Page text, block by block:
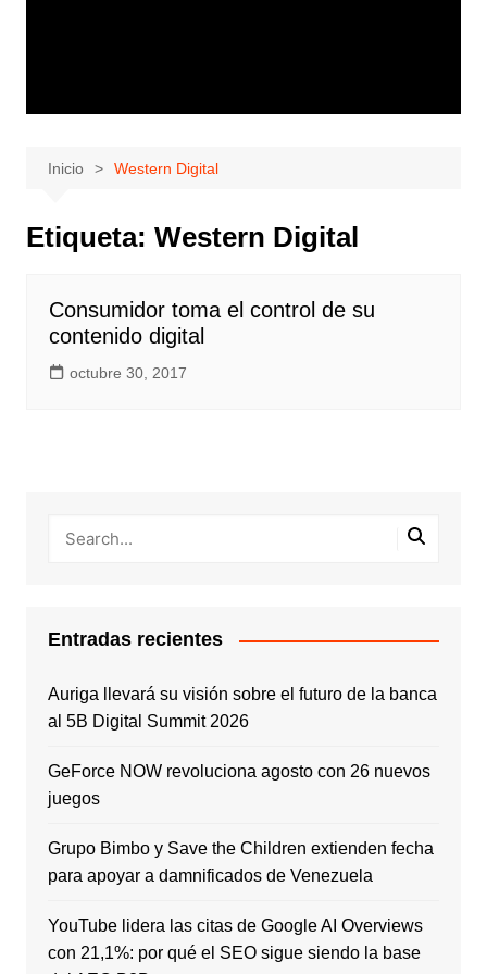
Inicio Western Digital
Etiqueta: Western Digital
Consumidor toma el control de su
contenido digital
octubre 30, 2017
Entradas recientes
Auriga llevará su visión sobre el futuro de la banca
al 5B Digital Summit 2026
GeForce NOW revoluciona agosto con 26 nuevos
juegos
Grupo Bimbo y Save the Children extienden fecha
para apoyar a damnificados de Venezuela
YouTube lidera las citas de Google AI Overviews
con 21,1%: por qué el SEO sigue siendo la base